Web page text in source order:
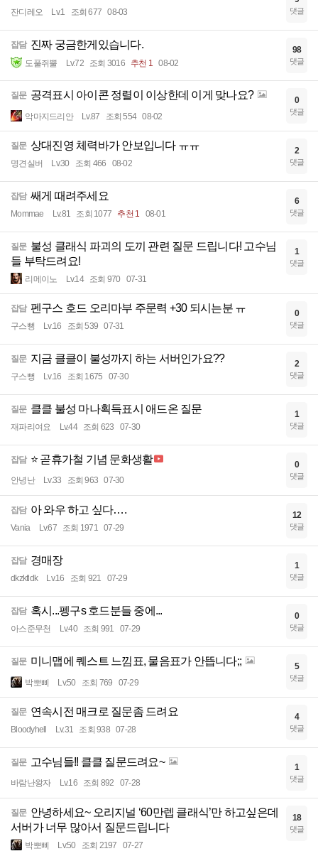
잔디레오 Lv.1 조회 677 08-03 댓글
잡담 진짜 궁금한게있습니다.
도풀쥐뿔 Lv.72 조회 3016 추천 1 08-02
98
댓글
질문 공격표시 아이콘 정렬이 이상한데 이게 맞나요?
악마지드리안 Lv.87 조회 554 08-02
0
댓글
질문 상대진영 체력바가 안보입니다 ㅠㅠ
명견실버 Lv.30 조회 466 08-02
2
댓글
잡담 쌔게 때려주세요
Mommae Lv.81 조회 1077 추천 1 08-01
6
댓글
질문 불성 클래식 파괴의 도끼 관련 질문 드립니다! 고수님
들 부탁드려요!
리메이노 Lv.14 조회 970 07-31
1
댓글
잡담 펜구스 호드 오리마부 주문력 +30 되시는분 ㅠ
구스뻥 Lv.16 조회 539 07-31
0
댓글
질문 지금 클클이 불성까지 하는 서버인가요??
구스뻥 Lv.16 조회 1675 07-30
2
댓글
질문 클클 불성 마나획득표시 애드온 질문
재파리여요 Lv.44 조회 623 07-30
1
댓글
잡담 ⭐ 곧휴가철 기념 문화생활
안녕난 Lv.33 조회 963 07-30
0
댓글
잡담 아 와우 하고 싶다….
Vania Lv.67 조회 1971 07-29
12
댓글
잡담 경매장
dkzktldk Lv.16 조회 921 07-29
1
댓글
잡담 혹시...펭구s 호드분들 중에...
아스준무천 Lv.40 조회 991 07-29
0
댓글
질문 미니맵에 퀘스트 느낌표, 물음표가 안뜹니다;;
박뽀삐 Lv.50 조회 769 07-29
5
댓글
질문 연속시전 매크로 질문좀 드려요
Bloodyhell Lv.31 조회 938 07-28
4
댓글
질문 고수님들!! 클클 질문드려요~
바람난왕자 Lv.16 조회 892 07-28
1
댓글
질문 안녕하세요~ 오리지널 ‘60만렙 클래식’만 하고싶은데
서버가 너무 많아서 질문드립니다
박뽀삐 Lv.50 조회 2197 07-27
18
댓글